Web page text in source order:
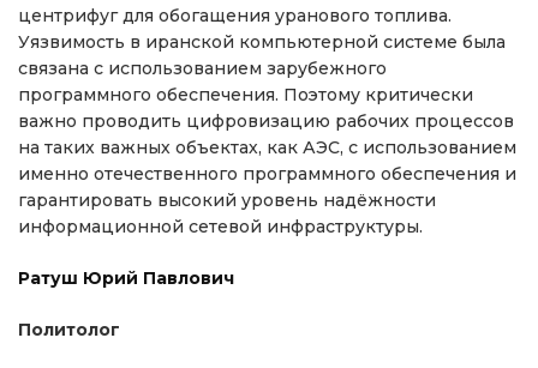
центрифуг для обогащения уранового топлива.
Уязвимость в иранской компьютерной системе была
связана с использованием зарубежного
программного обеспечения. Поэтому критически
важно проводить цифровизацию рабочих процессов
на таких важных объектах, как АЭС, с использованием
именно отечественного программного обеспечения и
гарантировать высокий уровень надёжности
информационной сетевой инфраструктуры.
Ратуш Юрий Павлович
Политолог